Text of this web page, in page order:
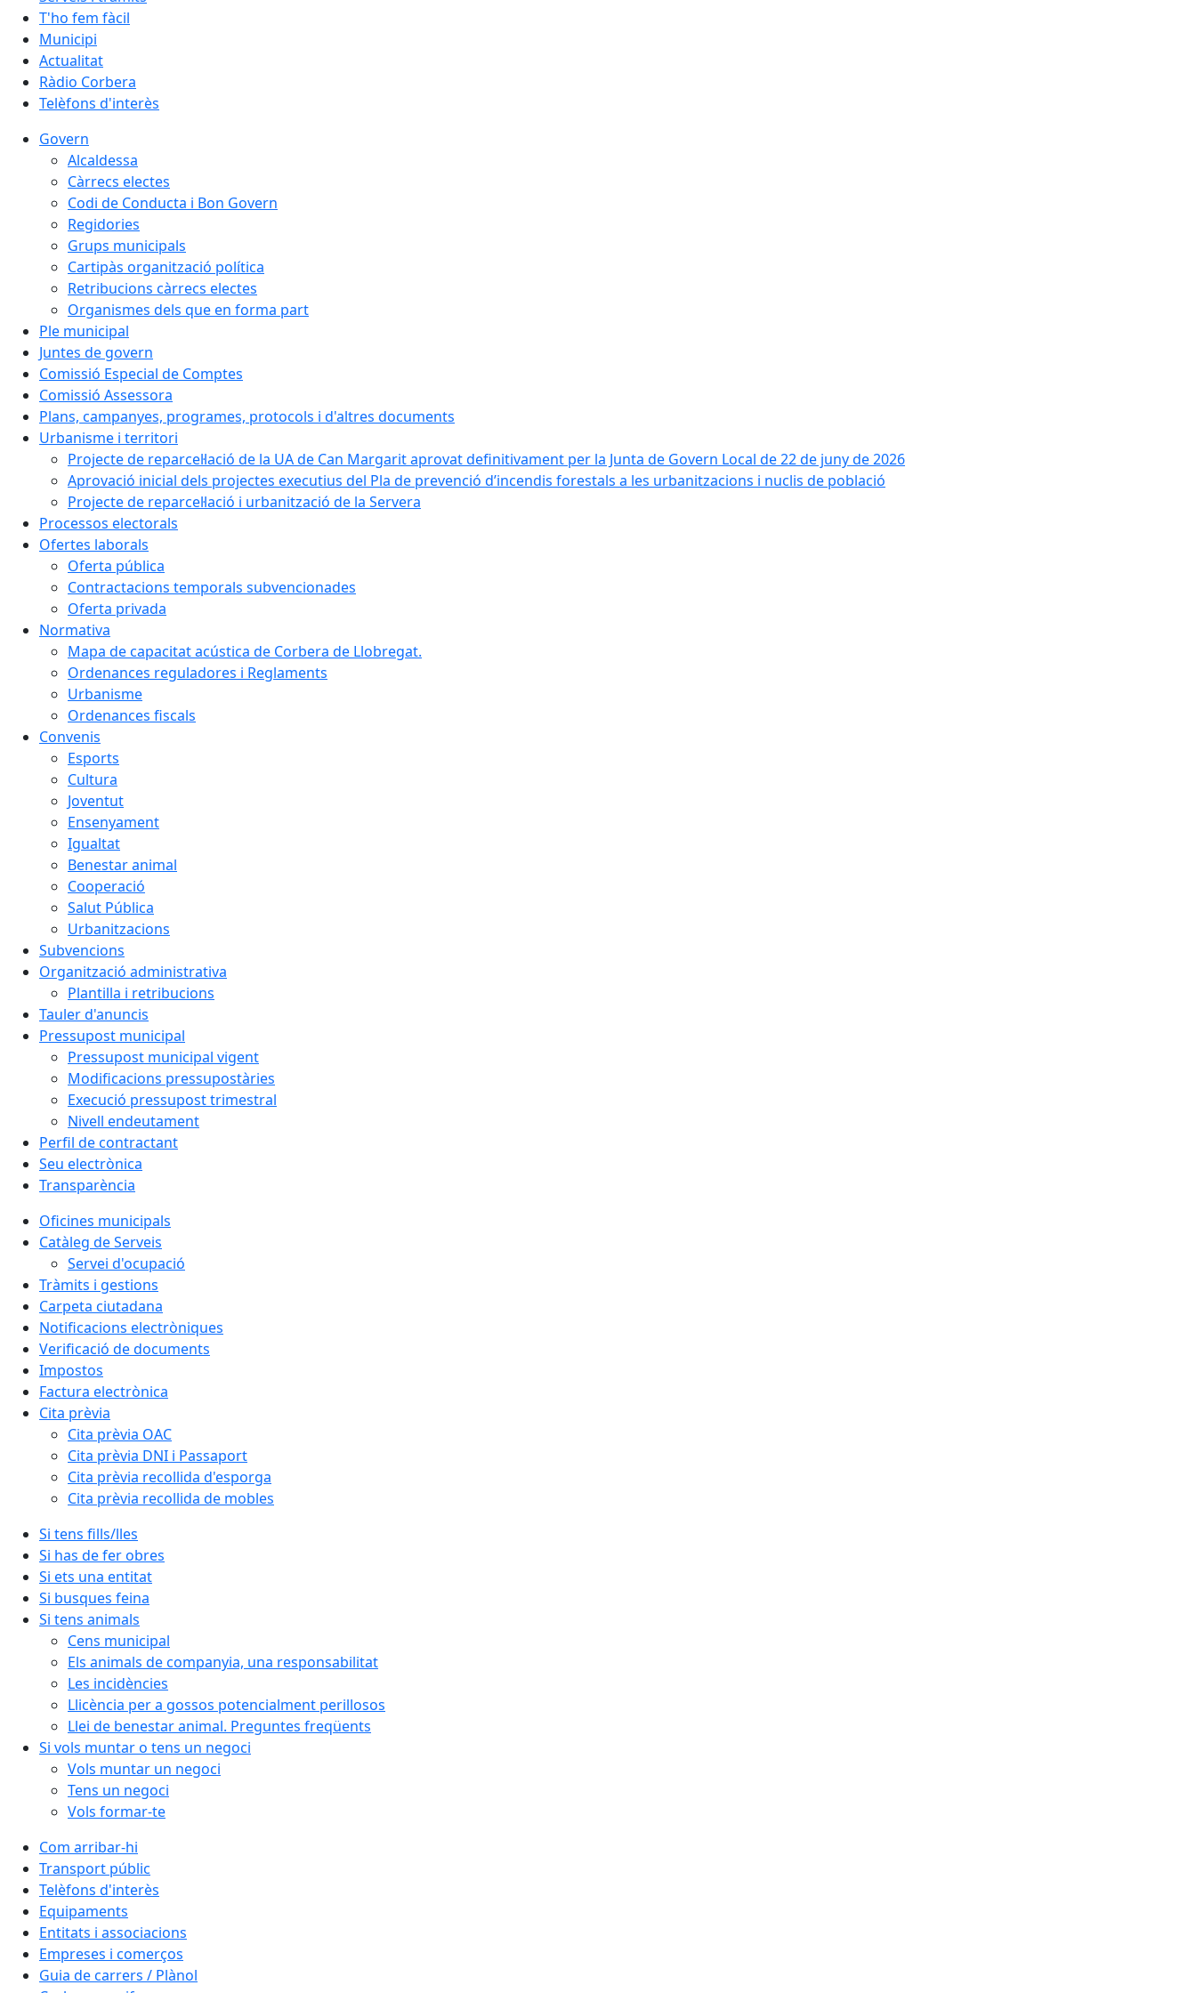
T'ho fem fàcil
Municipi
Actualitat
Ràdio Corbera
Telèfons d'interès
Govern
Alcaldessa
Càrrecs electes
Codi de Conducta i Bon Govern
Regidories
Grups municipals
Cartipàs organització política
Retribucions càrrecs electes
Organismes dels que en forma part
Ple municipal
Juntes de govern
Comissió Especial de Comptes
Comissió Assessora
Plans, campanyes, programes, protocols i d'altres documents
Urbanisme i territori
Projecte de reparcel·lació de la UA de Can Margarit aprovat definitivament per la Junta de Govern Local de 22 de juny de 2026
Aprovació inicial dels projectes executius del Pla de prevenció d’incendis forestals a les urbanitzacions i nuclis de població
Projecte de reparcel·lació i urbanització de la Servera
Processos electorals
Ofertes laborals
Oferta pública
Contractacions temporals subvencionades
Oferta privada
Normativa
Mapa de capacitat acústica de Corbera de Llobregat.
Ordenances reguladores i Reglaments
Urbanisme
Ordenances fiscals
Convenis
Esports
Cultura
Joventut
Ensenyament
Igualtat
Benestar animal
Cooperació
Salut Pública
Urbanitzacions
Subvencions
Organització administrativa
Plantilla i retribucions
Tauler d'anuncis
Pressupost municipal
Pressupost municipal vigent
Modificacions pressupostàries
Execució pressupost trimestral
Nivell endeutament
Perfil de contractant
Seu electrònica
Transparència
Oficines municipals
Catàleg de Serveis
Servei d'ocupació
Tràmits i gestions
Carpeta ciutadana
Notificacions electròniques
Verificació de documents
Impostos
Factura electrònica
Cita prèvia
Cita prèvia OAC
Cita prèvia DNI i Passaport
Cita prèvia recollida d'esporga
Cita prèvia recollida de mobles
Si tens fills/lles
Si has de fer obres
Si ets una entitat
Si busques feina
Si tens animals
Cens municipal
Els animals de companyia, una responsabilitat
Les incidències
Llicència per a gossos potencialment perillosos
Llei de benestar animal. Preguntes freqüents
Si vols muntar o tens un negoci
Vols muntar un negoci
Tens un negoci
Vols formar-te
Com arribar-hi
Transport públic
Telèfons d'interès
Equipaments
Entitats i associacions
Empreses i comerços
Guia de carrers / Plànol